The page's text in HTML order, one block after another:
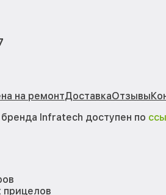
на ремонтДоставкаОтзывы
Infratech доступен по
прицелов